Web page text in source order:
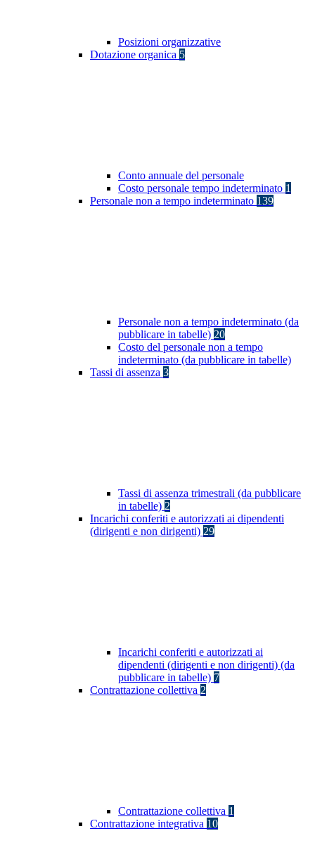
Posizioni organizzative
Dotazione organica 5
Conto annuale del personale
Costo personale tempo indeterminato 1
Personale non a tempo indeterminato 139
Personale non a tempo indeterminato (da
pubblicare in tabelle) 20
Costo del personale non a tempo
indeterminato (da pubblicare in tabelle)
Tassi di assenza 3
Tassi di assenza trimestrali (da pubblicare
in tabelle) 2
Incarichi conferiti e autorizzati ai dipendenti
(dirigenti e non dirigenti) 29
Incarichi conferiti e autorizzati ai
dipendenti (dirigenti e non dirigenti) (da
pubblicare in tabelle) 7
Contrattazione collettiva 2
Contrattazione collettiva 1
Contrattazione integrativa 10